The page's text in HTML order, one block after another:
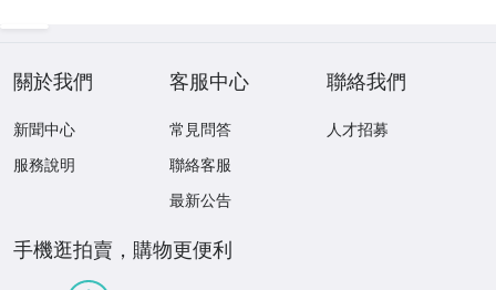
關於我們
新聞中心
服務說明
客服中心
常見問答
聯絡客服
最新公告
聯絡我們
人才招募
手機逛拍賣，購物更便利